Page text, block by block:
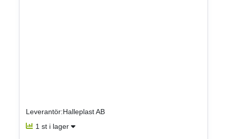
Leverantör:Halleplast AB
1 st i lager